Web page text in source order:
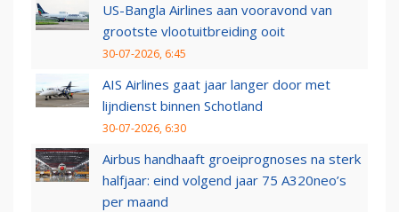
US-Bangla Airlines aan vooravond van
grootste vlootuitbreiding ooit
30-07-2026, 6:45
AIS Airlines gaat jaar langer door met
lijndienst binnen Schotland
30-07-2026, 6:30
Airbus handhaaft groeiprognoses na sterk
halfjaar: eind volgend jaar 75 A320neo’s
per maand